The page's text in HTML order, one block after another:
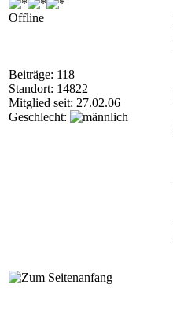
Offline
Beiträge: 118
Standort: 14822
Mitglied seit: 27.02.06
Geschlecht: